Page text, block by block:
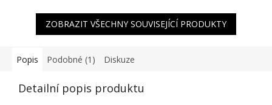
ZOBRAZIT VŠECHNY SOUVISEJÍCÍ PRODUKTY
Popis Podobné (1) Diskuze
Detailní popis produktu